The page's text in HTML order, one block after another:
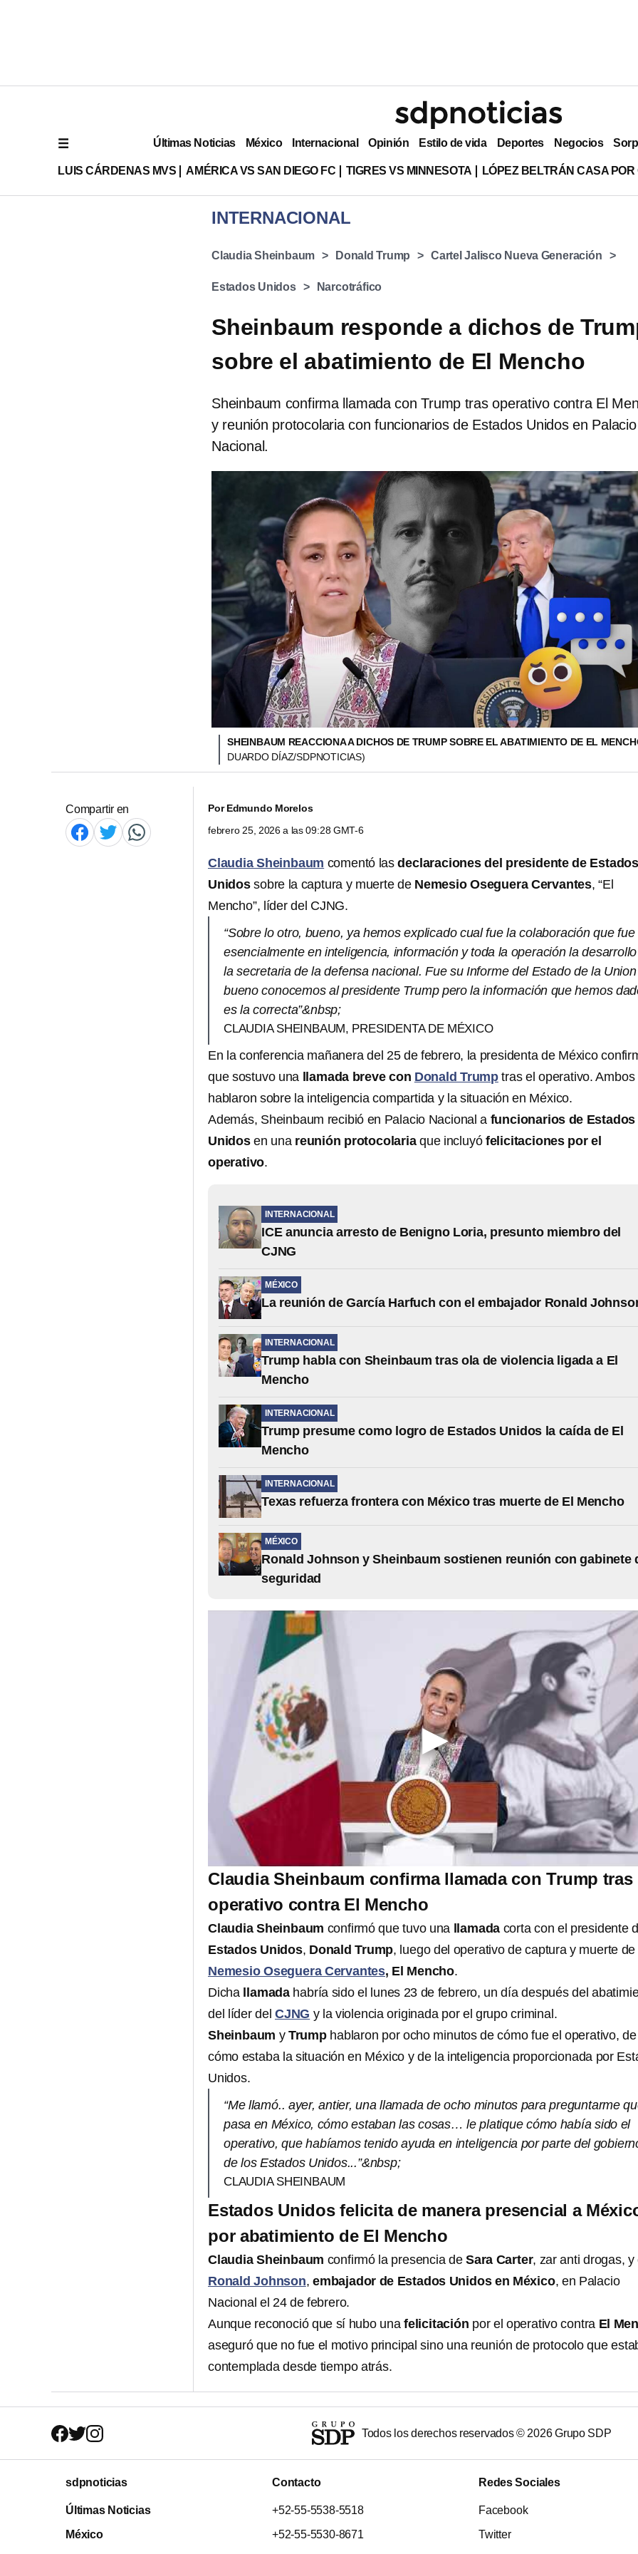
Últimas Noticias México Internacional Opinión Estilo de vida Deportes Negocios
LUIS CÁRDENAS MVS AMÉRICA VS SAN DIEGO FC TIGRES VS MINNESOTA LÓPEZ BELTRÁN CASA
INTERNACIONAL
Claudia Sheinbaum Donald Trump Cartel Jalisco Nueva Generación
Estados Unidos Narcotráfico
Sheinbaum responde a dichos de
sobre el abatimiento de El Mencho
Sheinbaum confirma llamada con Trump tras operativo contra El
y reunión protocolaria con funcionarios de Estados Unidos en Palacio
Nacional.
SHEINBAUM REACCIONA A DICHOS DE TRUMP SOBRE EL ABATIMIENTO DE EL
DUARDO DÍAZ/SDPNOTICIAS)
Compartir en PorEdmundo Morelos
febrero 25, 2026 a las 09:28 GMT-6
Claudia Sheinbaum comentó lasdeclaraciones del presidente de
Unidossobre la captura y muerte de Nemesio Oseguera Cervantes, “El
Mencho”, líder del CJNG.
“Sobre lo otro, bueno, ya hemos explicado cual fue la colaboración que fue
esencialmente en inteligencia, información y toda la operación la desarrollo
la secretaria de la defensa nacional. Fue su Informe del Estado de la
bueno conocemos al presidente Trump pero la información que hemos
es la correcta”&nbsp;
CLAUDIA SHEINBAUM, PRESIDENTA DE MÉXICO
En la conferencia mañanera del 25 de febrero, la presidenta de México
que sostuvo una
llamada breve con Donald Trump tras el operativo. Ambos
hablaron sobre la inteligencia compartida y la situación en México.
Además, Sheinbaum recibió en Palacio Nacional a funcionarios de Estados
Unidosen una reunión protocolariaque incluyó felicitaciones por el
operativo.
INTERNACIONAL
ICE anuncia arresto de Benigno Loria, presunto miembro del
CJNG
MÉXICO
La reunión de García Harfuch con el embajador Ronald
INTERNACIONAL
Trump habla con Sheinbaum tras ola de violencia ligada a El
Mencho
INTERNACIONAL
Trump presume como logro de Estados Unidos la caída de El
Mencho
INTERNACIONAL
Texas refuerza frontera con México tras muerte de El Mencho
MÉXICO
Ronald Johnson y Sheinbaum sostienen reunión con gabinete
seguridad
Claudia Sheinbaum confirma llamada con Trump tras
operativo contra El Mencho
Claudia Sheinbaum confirmó que tuvo una llamada corta con el presidente
Estados Unidos, Donald Trump, luego del operativo de captura y muerte de
Nemesio Oseguera Cervantes, El Mencho.
Dicha
llamada habría sido el lunes 23 de febrero, un día después del
del líder delCJNG y la violencia originada por el grupo criminal.
Sheinbaum y Trumphablaron por ocho minutos de cómo fue el operativo, de
cómo estaba la situación en México y de la inteligencia proporcionada por
Unidos.
“Me llamó.. ayer, antier, una llamada de ocho minutos para preguntarme
pasa en México, cómo estaban las cosas… le platique cómo había sido el
operativo, que habíamos tenido ayuda en inteligencia por parte del
de los Estados Unidos...”&nbsp;
CLAUDIA SHEINBAUM
Estados Unidos felicita de manera presencial a
por abatimiento de El Mencho
Claudia Sheinbaum confirmó la presencia deSara Carter, zar anti drogas, y
Ronald Johnson,embajador de Estados Unidos en México, en Palacio
Nacional el 24 de febrero.
Aunque reconoció que sí hubo una felicitación por el operativo contra El
aseguró que no fue el motivo principal sino una reunión de protocolo que
contemplada desde tiempo atrás.
Todos los derechos reservados © 2026Grupo SDP
sdpnoticias
Últimas Noticias
México
Contacto
+52-55-5538-5518
+52-55-5530-8671
Redes Sociales
Facebook
Twitter